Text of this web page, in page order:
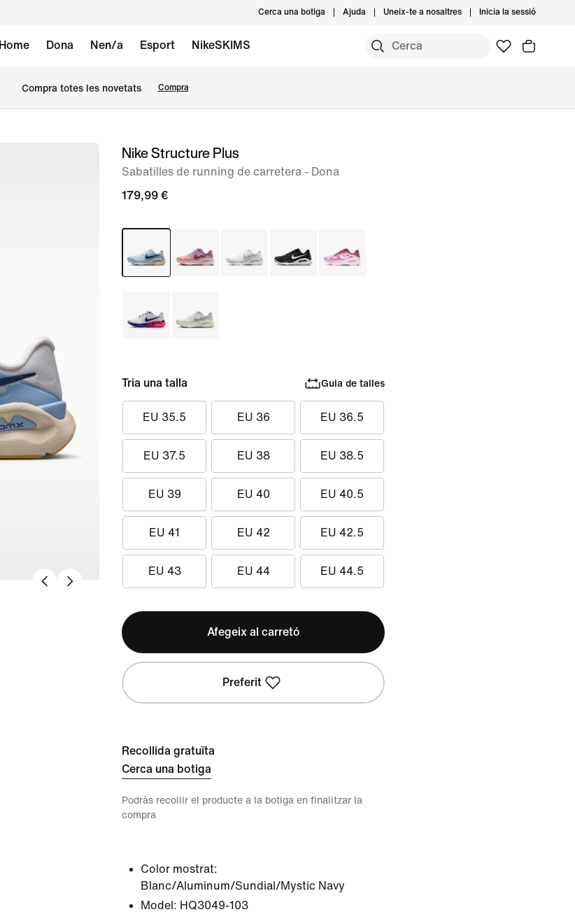
Cerca una botiga Ajuda Uneix-te a nosaltres Inicia la sessió
Home Dona Nen/a Esport NikeSKIMS
Compra totes les novetats Compra
ImatgeNike Structure Plus
Sabatilles de running de carretera - Dona
179,99 €
Tria una talla Guia de talles
EU 35.5 EU 36 EU 36.5
EU 37.5 EU 38 EU 38.5
EU 39 EU 40 EU 40.5
EU 41 EU 42 EU 42.5
EU 43 EU 44 EU 44.5
Afegeix al carretó
Preferit
Recollida gratuïta
Cerca una botiga
Podràs recollir el producte a la botiga en finalitzar la
compra
Color mostrat:
Blanc/Aluminum/Sundial/Mystic Navy
Model: HQ3049-103